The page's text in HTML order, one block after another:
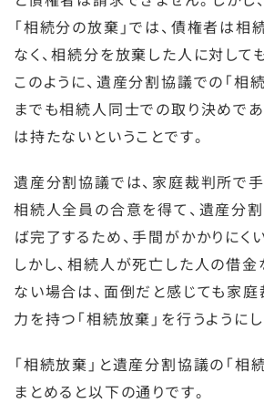
「相続分の放棄」では、債権者は相
なく、相続分を放棄した人に対して
このように、遺産分割協議での「相
までも相続人同士での取り決めで
は持たないということです。
遺産分割協議では、家庭裁判所で
相続人全員の合意を得て、遺産分
ば完了するため、手間がかかりにく
しかし、相続人が死亡した人の借金
ない場合は、面倒だと感じても家
力を持つ「相続放棄」を行うようにし
「相続放棄」と遺産分割協議の「相
まとめると以下の通りです。